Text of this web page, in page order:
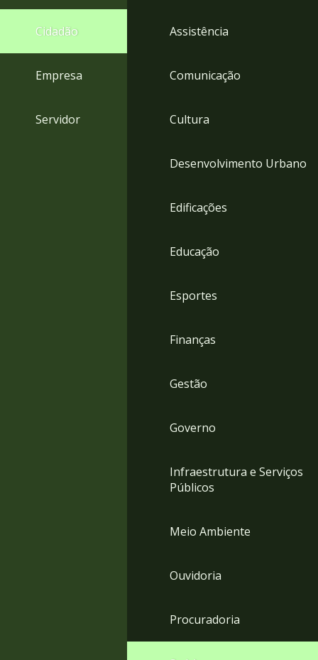
rodapé
Cidadão
Empresa
Servidor
Assistência
Comunicação
Cultura
Desenvolvimento Urbano
Edificações
Educação
Esportes
Finanças
Gestão
Governo
Infraestrutura e Serviços
Públicos
Meio Ambiente
Ouvidoria
Procuradoria